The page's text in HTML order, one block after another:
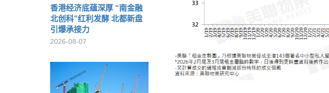
香港经济底蕴深厚 “南金融
北创科”红利发酵 北都新盘
引爆承接力
2026-08-07